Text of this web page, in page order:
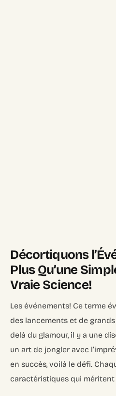
Décortiquons
Plus Qu’une
Vraie Science!
Les événements! Ce terme
des lancements et de
delà du glamour, il y a une
un art de jongler avec
en succès, voilà le défi.
caractéristiques qui méritent